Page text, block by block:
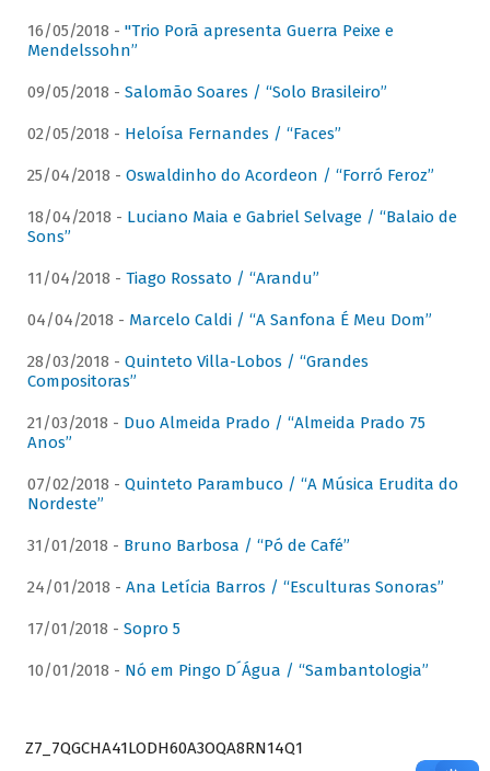
16/05/2018 - "Trio Porã apresenta Guerra Peixe e
Mendelssohn”
09/05/2018 - Salomão Soares / “Solo Brasileiro”
02/05/2018 - Heloísa Fernandes / “Faces”
25/04/2018 - Oswaldinho do Acordeon / “Forró Feroz”
18/04/2018 - Luciano Maia e Gabriel Selvage / “Balaio de
Sons”
11/04/2018 - Tiago Rossato / “Arandu”
04/04/2018 - Marcelo Caldi / “A Sanfona É Meu Dom”
28/03/2018 - Quinteto Villa-Lobos / “Grandes
Compositoras”
21/03/2018 - Duo Almeida Prado / “Almeida Prado 75
Anos”
07/02/2018 - Quinteto Parambuco / “A Música Erudita do
Nordeste”
31/01/2018 - Bruno Barbosa / “Pó de Café”
24/01/2018 - Ana Letícia Barros / “Esculturas Sonoras”
17/01/2018 - Sopro 5
10/01/2018 - Nó em Pingo D´Água / “Sambantologia”
Z7_7QGCHA41LODH60A3OQA8RN14Q1